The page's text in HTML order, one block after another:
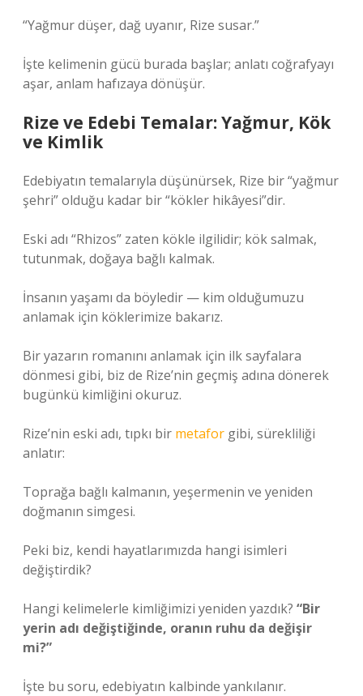
“Yağmur düşer, dağ uyanır, Rize susar.”
İşte kelimenin gücü burada başlar; anlatı coğrafyayı
aşar, anlam hafızaya dönüşür.
Rize ve Edebi Temalar: Yağmur, Kök
ve Kimlik
Edebiyatın temalarıyla düşünürsek, Rize bir “yağmur
şehri” olduğu kadar bir “kökler hikâyesi”dir.
Eski adı “Rhizos” zaten kökle ilgilidir; kök salmak,
tutunmak, doğaya bağlı kalmak.
İnsanın yaşamı da böyledir — kim olduğumuzu
anlamak için köklerimize bakarız.
Bir yazarın romanını anlamak için ilk sayfalara
dönmesi gibi, biz de Rize’nin geçmiş adına dönerek
bugünkü kimliğini okuruz.
Rize’nin eski adı, tıpkı bir metafor gibi, sürekliliği
anlatır:
Toprağa bağlı kalmanın, yeşermenin ve yeniden
doğmanın simgesi.
Peki biz, kendi hayatlarımızda hangi isimleri
değiştirdik?
Hangi kelimelerle kimliğimizi yeniden yazdık? “Bir
yerin adı değiştiğinde, oranın ruhu da değişir
mi?”
İşte bu soru, edebiyatın kalbinde yankılanır.